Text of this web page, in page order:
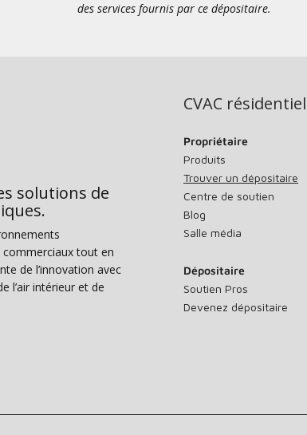
des services fournis par ce dépositaire.
solutions de
tout en
de l’innovation avec
l’air intérieur et de
CVAC résidentiel
Propriétaire
Produits
Trouver un dépositaire
Centre de soutien
Blog
Salle média
Dépositaire
Soutien Pros
Devenez dépositaire